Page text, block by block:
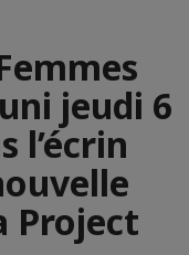
jeudi 6
l’écrin
Project